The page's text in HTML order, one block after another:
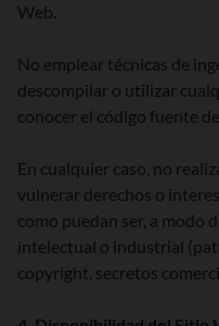
Web.
No emplear técnicas de
descompilar o utilizar
conocer el código fuente de
En cualquier caso, no
vulnerar derechos o
como puedan ser, a modo
intelectual o industrial
copyright, secretos